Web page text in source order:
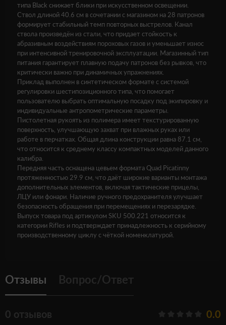
типа Black снижает блики при искусственном освещении.
Ствол длиной 40.6 см в сочетании с магазином на 28 патронов
формирует стабильный темп повторных выстрелов. Канал
ствола произведён из стали, что придает стойкость к
абразивным воздействиям пороховых газов и уменьшает износ
при интенсивной тренировочной эксплуатации. Магазинный тип
питания гарантирует плавную подачу патронов без рывков, что
критически важно при динамичных упражнениях.
Приклад выполнен в синтетическом формате с системой
регулировки шестипозиционного типа, что помогает
пользователю выбрать оптимальную посадку под экипировку и
индивидуальные антропометрические параметры.
Пистолетная рукоять из полимера имеет текстурированную
поверхность, улучшающую захват при влажных руках или
работе в перчатках. Общая длина конструкции равна 87.1 см,
что относится к среднему классу компактных моделей данного
калибра.
Передняя часть оснащена цевьем формата Quad Picatinny
протяженностью 29.9 см, что даёт широкие варианты монтажа
дополнительных элементов, включая тактические прицелы,
ЛЦУ или фонари. Наличие ручного предохранителя улучшает
безопасность обращения при перемещениях и перезарядке.
Выпуск товара под артикулом SKU 500.221 относится к
категории Rifles и подтверждает принадлежность к серийному
производственному циклу с чёткой номенклатурой.
Отзывы Вопрос/Ответ
0 отзывов 0.0